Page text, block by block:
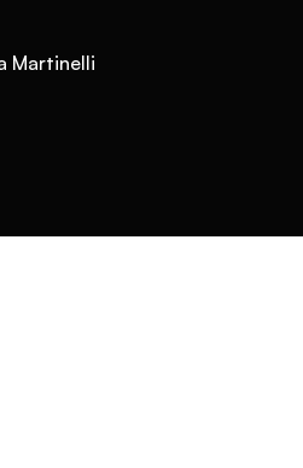
Martinelli